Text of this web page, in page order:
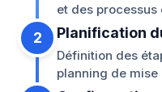
et des processus
2 Planification
Définition des
planning de